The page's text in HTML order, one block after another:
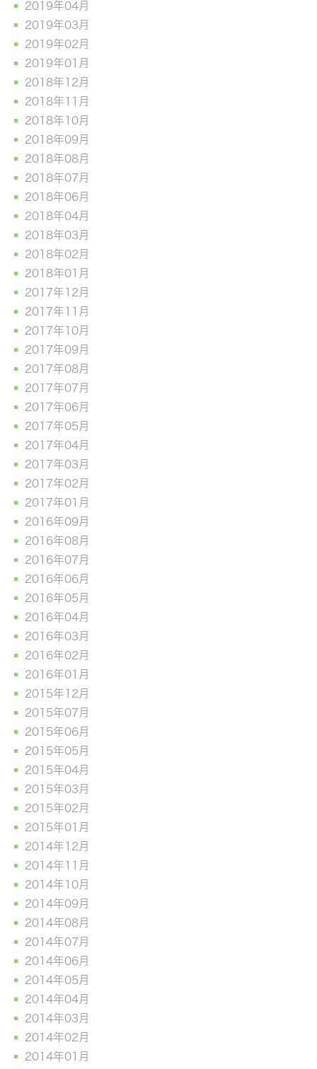
2019年04月
2019年03月
2019年02月
2019年01月
2018年12月
2018年11月
2018年10月
2018年09月
2018年08月
2018年07月
2018年06月
2018年04月
2018年03月
2018年02月
2018年01月
2017年12月
2017年11月
2017年10月
2017年09月
2017年08月
2017年07月
2017年06月
2017年05月
2017年04月
2017年03月
2017年02月
2017年01月
2016年09月
2016年08月
2016年07月
2016年06月
2016年05月
2016年04月
2016年03月
2016年02月
2016年01月
2015年12月
2015年07月
2015年06月
2015年05月
2015年04月
2015年03月
2015年02月
2015年01月
2014年12月
2014年11月
2014年10月
2014年09月
2014年08月
2014年07月
2014年06月
2014年05月
2014年04月
2014年03月
2014年02月
2014年01月